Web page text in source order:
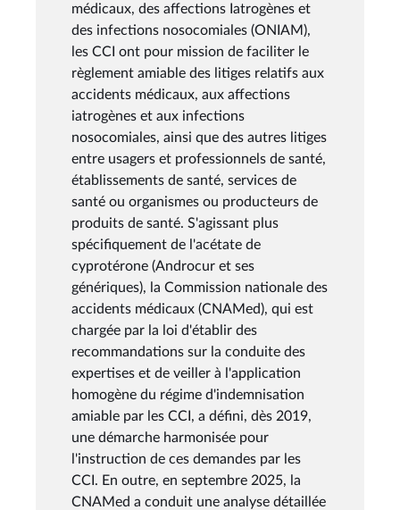
médicaux, des affections Iatrogènes et
des infections nosocomiales (ONIAM),
les CCI ont pour mission de faciliter le
règlement amiable des litiges relatifs aux
accidents médicaux, aux affections
iatrogènes et aux infections
nosocomiales, ainsi que des autres litiges
entre usagers et professionnels de santé,
établissements de santé, services de
santé ou organismes ou producteurs de
produits de santé. S'agissant plus
spécifiquement de l'acétate de
cyprotérone (Androcur et ses
génériques), la Commission nationale des
accidents médicaux (CNAMed), qui est
chargée par la loi d'établir des
recommandations sur la conduite des
expertises et de veiller à l'application
homogène du régime d'indemnisation
amiable par les CCI, a défini, dès 2019,
une démarche harmonisée pour
l'instruction de ces demandes par les
CCI. En outre, en septembre 2025, la
CNAMed a conduit une analyse détaillée